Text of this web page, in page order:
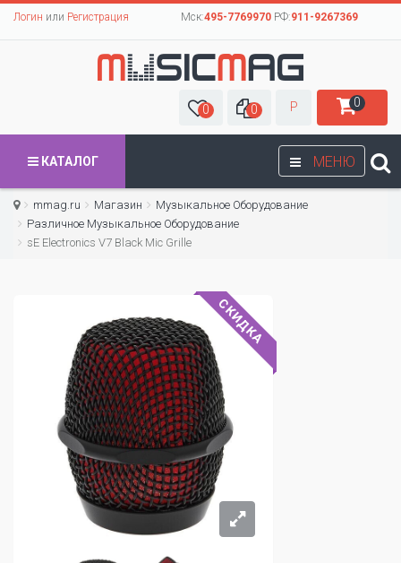
Логин или Регистрация Мск:495-7769970РФ:911-9267369
0 0 Р 0
МЕНЮ
КАТАЛОГ
mmag.ru Магазин
Музыкальное Оборудование
Различное Музыкальное Оборудование
sE Electronics V7 Black Mic Grille
СКИДКА